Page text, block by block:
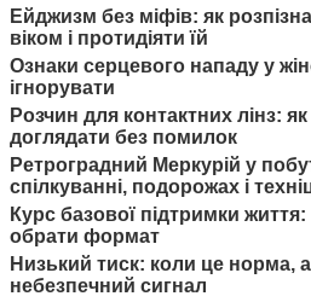
Ейджизм без міфів: як
віком і протидіяти їй
Ознаки серцевого нападу у
ігнорувати
Розчин для контактних лінз:
доглядати без помилок
Ретроградний Меркурій у
спілкуванні, подорожах і
Курс базової підтримки
обрати формат
Низький тиск: коли це норма,
небезпечний сигнал